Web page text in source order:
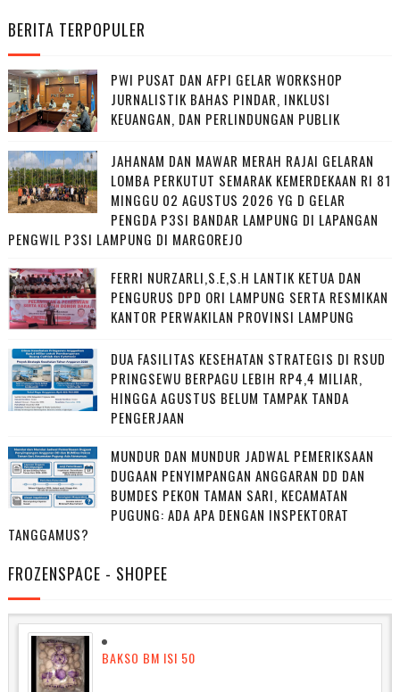
BERITA TERPOPULER
PWI PUSAT DAN AFPI GELAR WORKSHOP
JURNALISTIK BAHAS PINDAR, INKLUSI
KEUANGAN, DAN PERLINDUNGAN PUBLIK
JAHANAM DAN MAWAR MERAH RAJAI GELARAN
LOMBA PERKUTUT SEMARAK KEMERDEKAAN RI 81
MINGGU 02 AGUSTUS 2026 YG D GELAR
PENGDA P3SI BANDAR LAMPUNG DI LAPANGAN
PENGWIL P3SI LAMPUNG DI MARGOREJO
FERRI NURZARLI,S.E,S.H LANTIK KETUA DAN
PENGURUS DPD ORI LAMPUNG SERTA RESMIKAN
KANTOR PERWAKILAN PROVINSI LAMPUNG
DUA FASILITAS KESEHATAN STRATEGIS DI RSUD
PRINGSEWU BERPAGU LEBIH RP4,4 MILIAR,
HINGGA AGUSTUS BELUM TAMPAK TANDA
PENGERJAAN
MUNDUR DAN MUNDUR JADWAL PEMERIKSAAN
DUGAAN PENYIMPANGAN ANGGARAN DD DAN
BUMDES PEKON TAMAN SARI, KECAMATAN
PUGUNG: ADA APA DENGAN INSPEKTORAT
TANGGAMUS?
FROZENSPACE - SHOPEE
BAKSO BM ISI 50